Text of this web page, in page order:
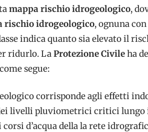
mappa rischio idrogeologico,
rischio idrogeologico, ognuna
indica quanto sia elevato il
ridurlo. LaProtezione Civileha
come segue:
corrisponde agli effetti
livelli pluviometrici critici lungo
d’acqua della la rete